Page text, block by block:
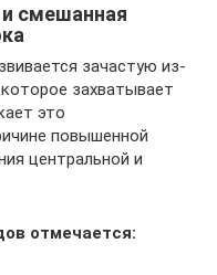
смешанная
зачастую из-
захватывает
это
повышенной
центральной и
отмечается: